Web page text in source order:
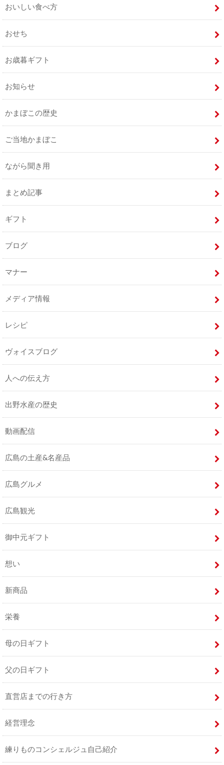
おいしい食べ方
おせち
お歳暮ギフト
お知らせ
かまぼこの歴史
ご当地かまぼこ
ながら聞き用
まとめ記事
ギフト
ブログ
マナー
メディア情報
レシピ
ヴォイスブログ
人への伝え方
出野水産の歴史
動画配信
広島の土産&名産品
広島グルメ
広島観光
御中元ギフト
想い
新商品
栄養
母の日ギフト
父の日ギフト
直営店までの行き方
経営理念
練りものコンシェルジュ自己紹介